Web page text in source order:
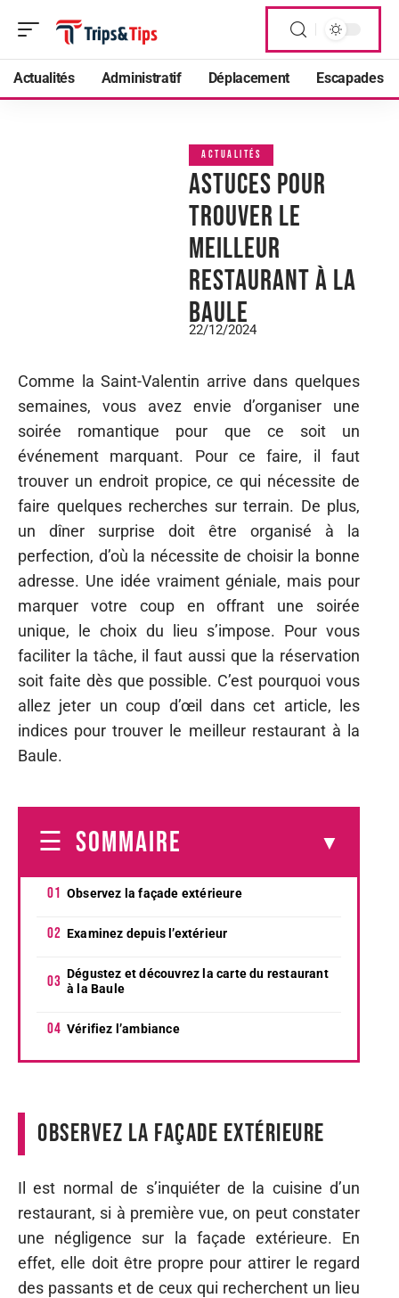
Actualités Administratif Déplacement Escapades
ACTUALITÉS
Astuces pour
trouver le
meilleur
restaurant à la
Baule
22/12/2024
Comme la Saint-Valentin arrive dans quelques
semaines, vous avez envie d’organiser une
soirée romantique pour que ce soit un
événement marquant. Pour ce faire, il faut
trouver un endroit propice, ce qui nécessite de
faire quelques recherches sur terrain. De plus,
un dîner surprise doit être organisé à la
perfection, d’où la nécessite de choisir la bonne
adresse. Une idée vraiment géniale, mais pour
marquer votre coup en offrant une soirée
unique, le choix du lieu s’impose. Pour vous
faciliter la tâche, il faut aussi que la réservation
soit faite dès que possible. C’est pourquoi vous
allez jeter un coup d’œil dans cet article, les
indices pour trouver le meilleur restaurant à la
Baule.
SOMMAIRE
Observez la façade extérieure
Examinez depuis l’extérieur
Dégustez et découvrez la carte du restaurant
à la Baule
Vérifiez l’ambiance
Observez la façade extérieure
Il est normal de s’inquiéter de la cuisine d’un
restaurant, si à première vue, on peut constater
une négligence sur la façade extérieure. En
effet, elle doit être propre pour attirer le regard
des passants et de ceux qui recherchent un lieu